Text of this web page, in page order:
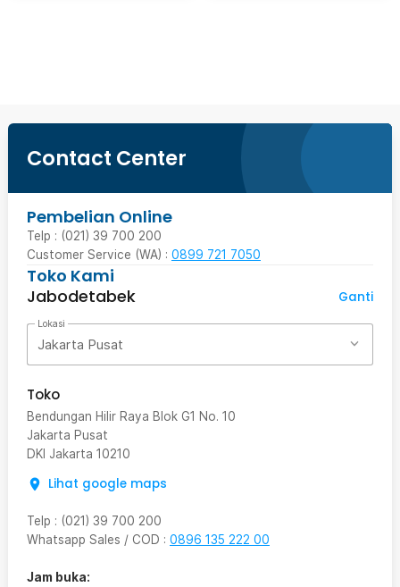
Contact Center
Pembelian Online
Telp : (021) 39 700 200
Customer Service (WA) : 0899 721 7050
Toko Kami
Jabodetabek
Ganti
Lokasi
Jakarta Pusat
Toko
Bendungan Hilir Raya Blok G1 No. 10
Jakarta Pusat
DKI Jakarta 10210
Lihat google maps
Telp : (021) 39 700 200
Whatsapp Sales / COD : 0896 135 222 00
Jam buka: